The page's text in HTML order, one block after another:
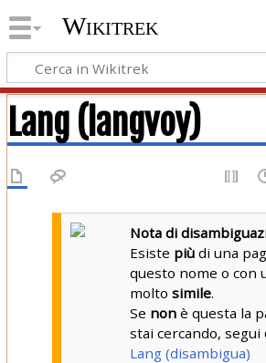
Wikitrek
Lang (langvoy)
Nota di
Esiste più di una
questo nome o con
moltosimile.
Se non è questa la
stai cercando, segui
Lang (disambigua)